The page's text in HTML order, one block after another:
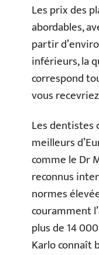
Les prix des
abordables,
partir
inférieurs, la
correspond
vous
Les dentistes
meilleurs
comme le Dr
reconnus
normes
couramment
plus de 14
Karlo connaît